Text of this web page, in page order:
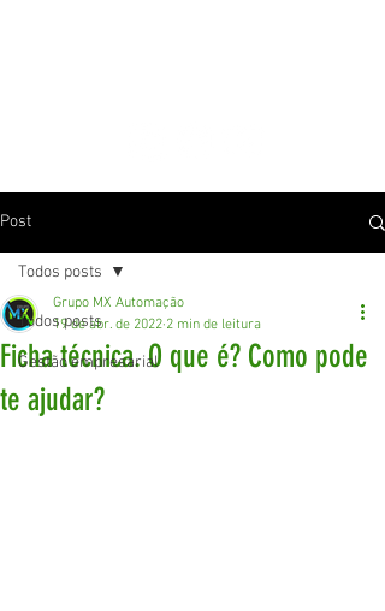
Post
Todos posts
Gestão empresarial
Todos posts
Ficha técnica. O que é? Como pode
te ajudar?
Grupo MX Automação
19 de abr. de 2022 2 min de leitura